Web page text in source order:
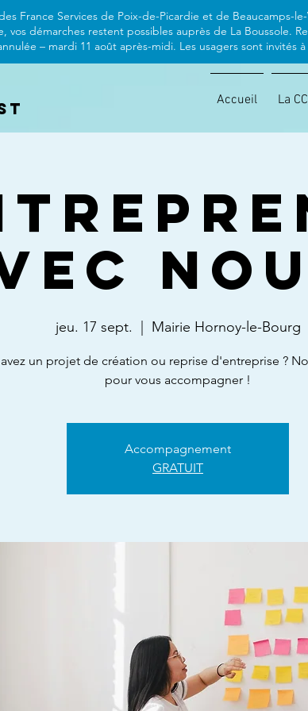
France Services de Poix-de-Picardie et de Beaucamps-
vos démarches restent possibles auprès de La Boussole.
– mardi 11 août après-midi. Les usagers sont invités
Accueil La
jeu. 17 sept. Mairie Hornoy-le-Bourg
un projet de création ou reprise d'entreprise ?
pour vous accompagner !
Accompagnement
GRATUIT